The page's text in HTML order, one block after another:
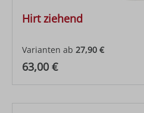
Hirt ziehend
Varianten ab 27,90 €
Regulärer Preis:
63,00 €